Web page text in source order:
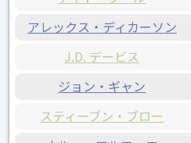
アレックス・ディカーソン
J.D. デービス
ジョン・ギャン
スティーブン・ブロー